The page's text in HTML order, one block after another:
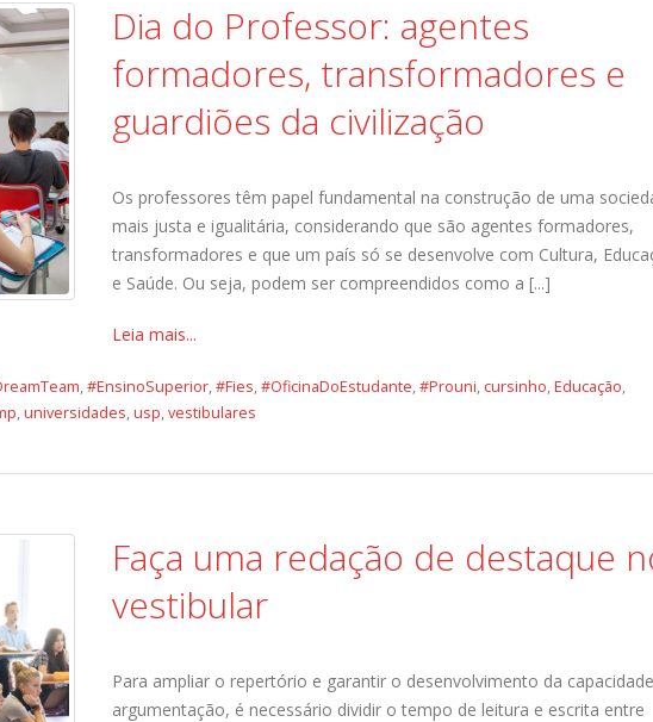
Dia do Professor: agentes
formadores, transformadores e
guardiões da civilização
Os professores têm papel fundamental na construção de uma
mais justa e igualitária, considerando que são agentes formadores,
transformadores e que um país só se desenvolve com Cultura,
e Saúde. Ou seja, podem ser compreendidos como a [...]
Leia mais...
,#EnsinoSuperior,#Fies,#OficinaDoEstudante,#Prouni, cursinho,Educação,
,universidades,usp,vestibulares
Faça uma redação de destaque
vestibular
Para ampliar o repertório e garantir o desenvolvimento da
argumentação, é necessário dividir o tempo de leitura e escrita entre